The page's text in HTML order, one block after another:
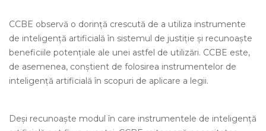
CCBE observă o dorință crescută de a utiliza instrumente
de inteligență artificială în sistemul de justiție și recunoaște
beneficiile potențiale ale unei astfel de utilizări. CCBE este,
de asemenea, conștient de folosirea instrumentelor de
inteligență artificială în scopuri de aplicare a legii.
Deși recunoaște modul în care instrumentele de inteligență